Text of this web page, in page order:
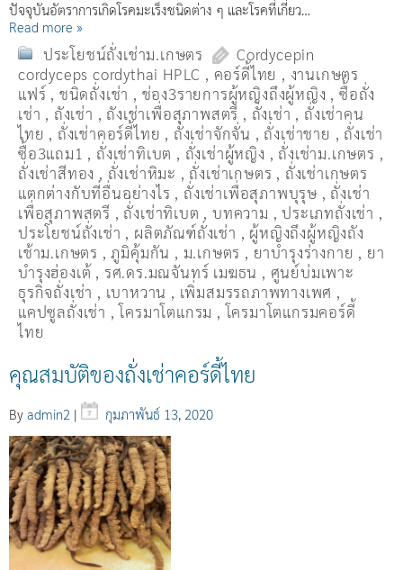
ปัจจุบันอัตราการเกิดโรคมะเร็งชนิดต่าง ๆ และโรคที่เกี่ยว…
Read more »
ประโยชน์ถั่งเช่าม.เกษตร
Cordycepin
cordyceps cordythai HPLC , คอร์ดี้ไทย , งานเกษตร
แฟร์ , ชนิดถั่งเช่า , ช่อง3รายการผู้หญิงถึงผู้หญิง ,ซื้อถั่ง
เช่า , ถังเช่า , ถังเช่าเพื่อสุภาพสตรี , ถั่งเช่า , ถั่งเช่าคน
ไทย , ถั่งเช่าคอร์ดี้ไทย , ถั่งเช่าจักจั่น , ถั่งเช่าชาย , ถั่งเช่า
ซื้อ3แถม1 , ถั่งเช่าทิเบต , ถั่งเช่าผู้หญิง , ถั่งเช่าม.เกษตร ,
ถั่งเช่าสีทอง , ถั่งเช่าหิมะ , ถั่งเช่าเกษตร , ถั่งเช่าเกษตร
แตกต่างกับที่อื่นอย่างไร , ถั่งเช่าเพื่อสุภาพบุรุษ , ถั่งเช่า
เพื่อสุภาพสตรี , ถั่่งเช่าทิเบต ,บทความ ,ประเภทถั่งเช่า ,
ประโยชน์ถั่งเช่า , ผลิตภัณฑ์ถั่งเช่า , ผู้หญิงถึงผู้หญิงถัง
เช้าม.เกษตร ,ภูมิคุ้มกัน , ม.เกษตร , ยาบำรุงร่างกาย , ยา
บำรุงฮ่องเต้ , รศ.ดร.มณจันทร์ เมฆธน , ศูนย์บ่มเพาะ
ธุรกิจถั่งเช่า , เบาหวาน , เพิ่มสมรรถภาพทางเพศ ,
แคปซูลถั่งเช่า ,โครมาโตแกรม ,โครมาโตแกรมคอร์ดี้
ไทย
คุณสมบัติของถั่งเช่าคอร์ดี้ไทย
By admin2 | กุมภาพันธ์ 13, 2020